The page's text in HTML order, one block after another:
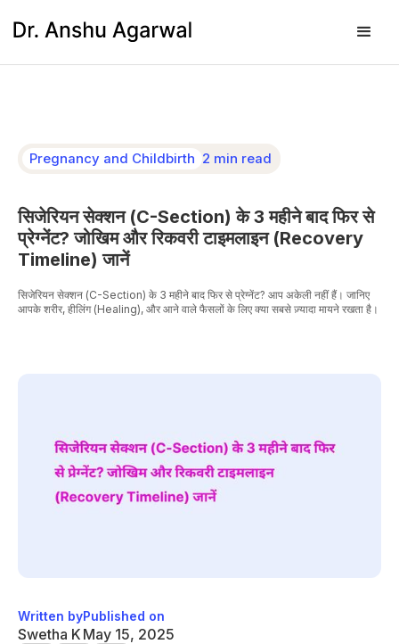
Pregnancy and Childbirth 2 min read
सिजेरियन सेक्शन (C-Section) के 3 महीने बाद फिर से
प्रेग्नेंट? जोखिम और रिकवरी टाइमलाइन (Recovery
Timeline) जानें
सिजेरियन सेक्शन (C-Section) के 3 महीने बाद फिर से प्रेग्नेंट? आप अकेली नहीं हैं। जानिए
आपके शरीर, हीलिंग (Healing), और आने वाले फैसलों के लिए क्या सबसे ज़्यादा मायने रखता है।
Written by
Swetha K
Published on
May 15, 2025